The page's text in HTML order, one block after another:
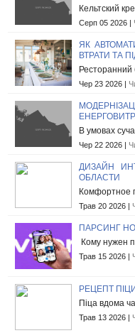
Кельтский
Серп 05 2026 |
ЯК
ВТРАТИ ТА
Ресторанний
Чер 23 2026 |
В умовах
Чер 22 2026 |
ДИЗАЙН
ОБЛАСТИ
Комфортное
Трав 20 2026 |
ПАРСИНГ
Кому нужен
Трав 15 2026 |
РЕЦЕПТ
Піца вдома
Трав 13 2026 |